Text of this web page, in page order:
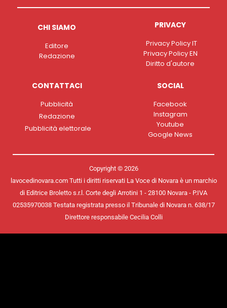
CHI SIAMO
Editore
Redazione
PRIVACY
Privacy Policy IT
Privacy Policy EN
Diritto d'autore
CONTATTACI
Pubblicità
Redazione
Pubblicità elettorale
SOCIAL
Facebook
Instagram
Youtube
Google News
Copyright © 2026
lavocedinovara.com Tutti i diritti riservati La Voce di Novara è un marchio
di Editrice Broletto s.r.l. Corte degli Arrotini 1 - 28100 Novara - P.IVA
02535970038 Testata registrata presso il Tribunale di Novara n. 638/17
Direttore responsabile Cecilia Colli